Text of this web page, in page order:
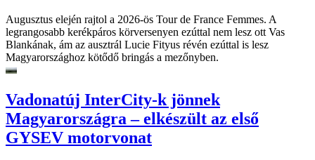
Augusztus elején rajtol a 2026-ös Tour de France Femmes. A
legrangosabb kerékpáros körversenyen ezúttal nem lesz ott Vas
Blankának, ám az ausztrál Lucie Fityus révén ezúttal is lesz
Magyarországhoz kötődő bringás a mezőnyben.
Vadonatúj InterCity-k jönnek
Magyarországra – elkészült az első
GYSEV motorvonat